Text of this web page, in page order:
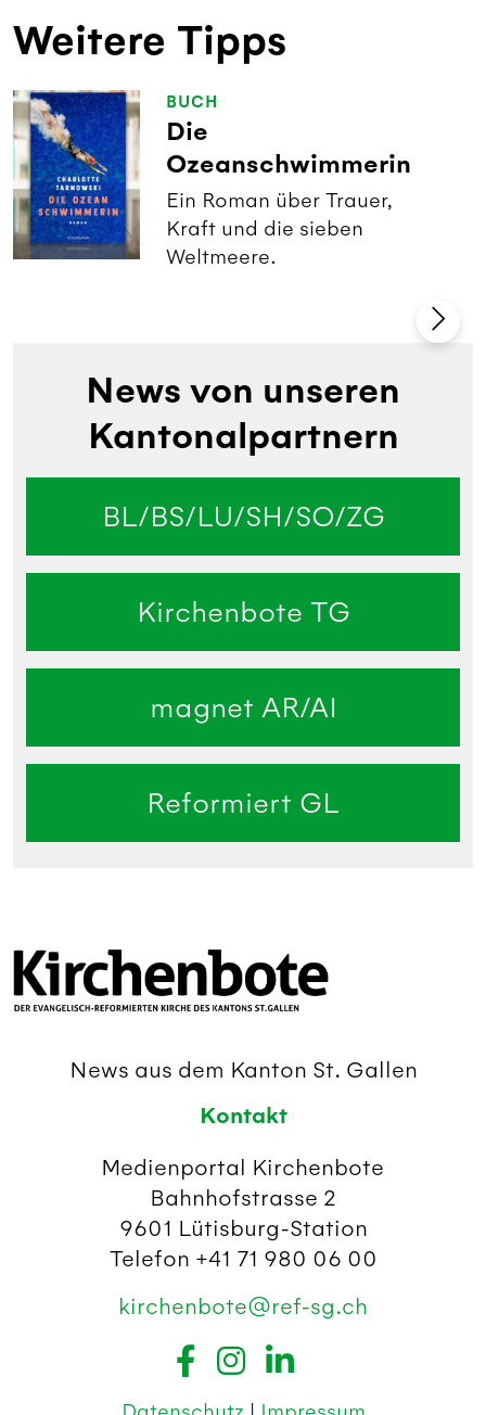
Weitere Tipps
BUCH
Die
Ozeanschwimmerin
Ein Roman über Trauer,
Kraft und die sieben
Weltmeere.
News von unseren
Kantonalpartnern
BL/BS/LU/SH/SO/ZG
Kirchenbote TG
magnet AR/AI
Reformiert GL
News aus dem Kanton St. Gallen
Kontakt
Medienportal Kirchenbote
Bahnhofstrasse 2
9601 Lütisburg-Station
Telefon +41 71 980 06 00
kirchenbote@ref-sg.ch